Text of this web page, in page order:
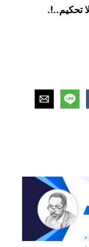
تحكيم..!.